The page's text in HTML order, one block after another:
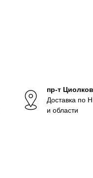
пр-т
Доставка по
и области